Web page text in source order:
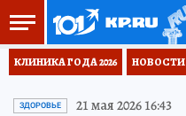
КЛИНИКА ГОДА 2026 НОВОСТИ
ЗДОРОВЬЕ 21 мая 2026 16:43